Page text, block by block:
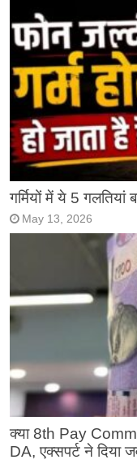
गर्मियों में ये 5 गलतियां
May 13, 2026
क्या 8th Pay
DA, एक्सपर्ट ने दिया